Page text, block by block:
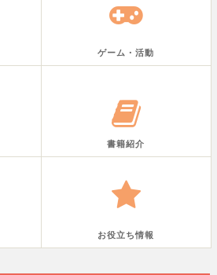
ゲーム・活動
書籍紹介
お役立ち情報